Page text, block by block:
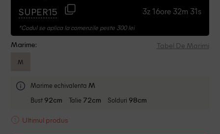
SUPER15 3z 16ore 32m 30s
*Codul se aplica la comenzile peste 300 lei
Marime: Tabel De Marimi
M
Marime echivalenta M
Bust 92cm Talie 72cm Solduri 98cm
Ultimul produs